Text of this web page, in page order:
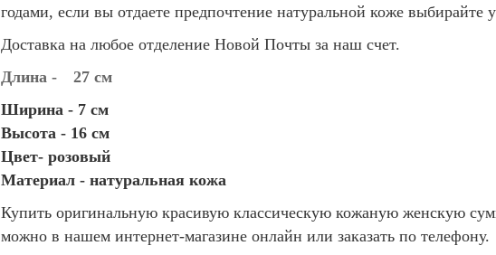
годами, если вы отдаете предпочтение натуральной коже выбирайте
Доставка на любое отделение Новой Почты за наш счет.
Длина -
27 см
Ширина - 7 см
Высота - 16 см
Цвет- розовый
Материал - натуральная кожа
Купить оригинальную красивую классическую кожаную женскую
можно в нашем интернет-магазине онлайн или заказать по телефону.